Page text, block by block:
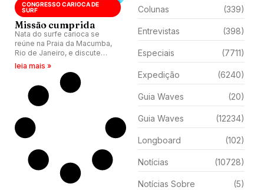
CONGRESSO CARIOCA DE
SURF
Missão cumprida
Nata do surfe carioca se
reúne na Praia da Macumba,
Rio de Janeiro, e discute
rumos da modalidade nos
leia mais »
Colunas (339)
Entrevistas (398)
Especiais (7711)
Expedição (6240)
Guia Waves (20)
Guia Waves (12234)
Longboard (102)
Notícias (10728)
Notícias Sobre (5)